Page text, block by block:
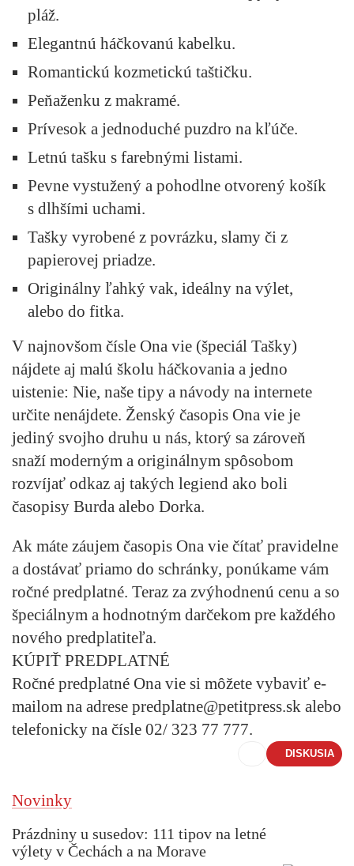
pláž.
Elegantnú háčkovanú kabelku.
Romantickú kozmetickú taštičku.
Peňaženku z makramé.
Prívesok a jednoduché puzdro na kľúče.
Letnú tašku s farebnými listami.
Pevne vystužený a pohodlne otvorený košík
s dlhšími uchami.
Tašky vyrobené z povrázku, slamy či z
papierovej priadze.
Originálny ľahký vak, ideálny na výlet,
alebo do fitka.
V najnovšom čísle Ona vie (špeciál Tašky)
nájdete aj malú školu háčkovania a jedno
uistenie: Nie, naše tipy a návody na internete
určite nenájdete. Ženský časopis Ona vie je
jediný svojho druhu u nás, ktorý sa zároveň
snaží moderným a originálnym spôsobom
rozvíjať odkaz aj takých legiend ako boli
časopisy Burda alebo Dorka.
Ak máte záujem časopis Ona vie čítať pravidelne
a dostávať priamo do schránky, ponúkame vám
ročné predplatné. Teraz za zvýhodnenú cenu a so
špeciálnym a hodnotným darčekom pre každého
nového predplatiteľa.
KÚPIŤ PREDPLATNÉ
Ročné predplatné Ona vie si môžete vybaviť e-
mailom na adrese predplatne@petitpress.sk alebo
telefonicky na čísle 02/ 323 77 777.
DISKUSIA
Novinky
Prázdniny u susedov: 111 tipov na letné
výlety v Čechách a na Morave